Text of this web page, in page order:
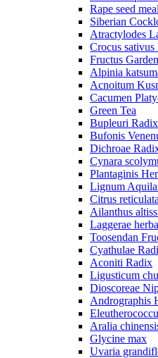
Rape seed meal
Siberian
Atractylodes
Crocus sativus
Fructus
Alpinia
Acnoitum
Cacumen
Green Tea
Bupleuri Radix
Bufonis
Dichroae
Cynara
Plantaginis
Lignum
Citrus
Ailanthus
Laggerae herba
Toosendan
Cyathulae
Aconiti Radix
Ligusticum
Dioscoreae
Andrographis
Aralia
Glycine max
Uvaria